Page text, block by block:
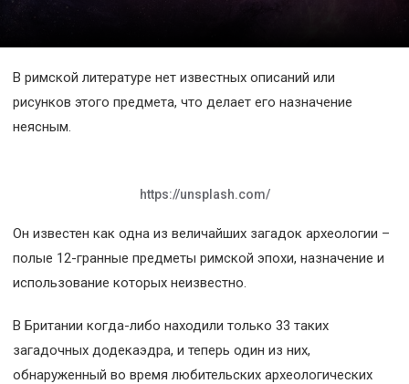
Космос
О
проекте
В римской литературе нет известных описаний или
рисунков этого предмета, что делает его назначение
неясным.
https://unsplash.com/
Он известен как одна из величайших загадок археологии –
полые 12-гранные предметы римской эпохи, назначение и
использование которых неизвестно.
В Британии когда-либо находили только 33 таких
загадочных додекаэдра, и теперь один из них,
обнаруженный во время любительских археологических